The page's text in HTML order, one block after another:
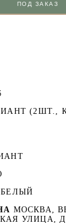
ПОД ЗАКАЗ
(2ШТ.,
БЕЛЫЙ
МОСКВА,
УЛИЦА,